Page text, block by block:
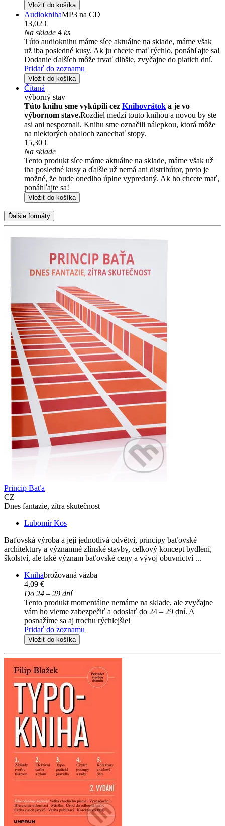
Vložiť do košíka
AudioknihaMP3 na CD
13,02 €
Na sklade 4 ks
Túto audioknihu máme síce aktuálne na sklade, máme však
už iba posledné kusy. Ak ju chcete mať rýchlo, ponáhľajte sa!
Dodanie ďalších môže trvať dlhšie, zvyčajne do piatich dní.
Pridať do zoznamu
Vložiť do košíka
Čítaná
výborný stav
Túto knihu sme vykúpili cez Knihovrátok a je vo
výbornom stave.Rozdiel medzi touto knihou a novou by ste
asi ani nespoznali. Knihu sme označili nálepkou, ktorá môže
na niektorých obaloch zanechať stopy.
15,30 €
Na sklade
Tento produkt síce máme aktuálne na sklade, máme však už
iba posledné kusy a ďalšie už nemá ani distribútor, preto je
možné, že bude onedlho úplne vypredaný. Ak ho chcete mať,
ponáhľajte sa!
Vložiť do košíka
Ďalšie formáty
Princip Baťa
CZ
Dnes fantazie, zítra skutečnost
Lubomír Kos
Baťovská výroba a její jednotlivá odvětví, principy baťovské
architektury a významné zlínské stavby, celkový koncept bydlení,
školství, ale také význam baťovské ceny a vývoj obuvnictví ...
Knihabrožovaná väzba
4,09 €
Do 24 – 29 dní
Tento produkt momentálne nemáme na sklade, ale zvyčajne
vám ho vieme zabezpečiť a odoslať do 24 – 29 dní. A
posnažíme sa aj trochu rýchlejšie!
Pridať do zoznamu
Vložiť do košíka